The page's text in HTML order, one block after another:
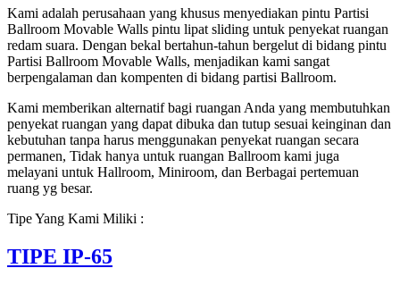
Kami adalah perusahaan yang khusus menyediakan pintu Partisi
Ballroom Movable Walls pintu lipat sliding untuk penyekat ruangan
redam suara. Dengan bekal bertahun-tahun bergelut di bidang pintu
Partisi Ballroom Movable Walls, menjadikan kami sangat
berpengalaman dan kompenten di bidang partisi Ballroom.
Kami memberikan alternatif bagi ruangan Anda yang membutuhkan
penyekat ruangan yang dapat dibuka dan tutup sesuai keinginan dan
kebutuhan tanpa harus menggunakan penyekat ruangan secara
permanen, Tidak hanya untuk ruangan Ballroom kami juga
melayani untuk Hallroom, Miniroom, dan Berbagai pertemuan
ruang yg besar.
Tipe Yang Kami Miliki :
TIPE IP-65